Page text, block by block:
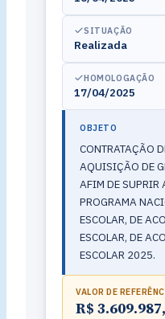
SITUAÇÃO
Realizada
HOMOLOGAÇÃO
17/04/2025
OBJETO
CONTRATAÇÃO
AQUISIÇÃO DE
AFIM DE SUPRIR
PROGRAMA
ESCOLAR, DE
ESCOLAR, DE
ESCOLAR 2025.
VALOR DE
R$